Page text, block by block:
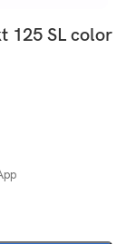
125 SL color